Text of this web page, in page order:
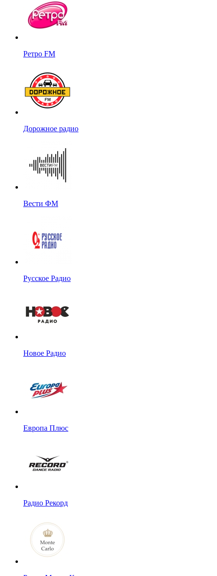
Ретро FM
Дорожное радио
Вести ФМ
Русское Радио
Новое Радио
Европа Плюс
Радио Рекорд